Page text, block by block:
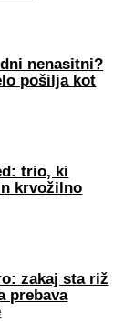
nenasitni?
pošilja kot
trio, ki
krvožilno
zakaj sta riž
prebava